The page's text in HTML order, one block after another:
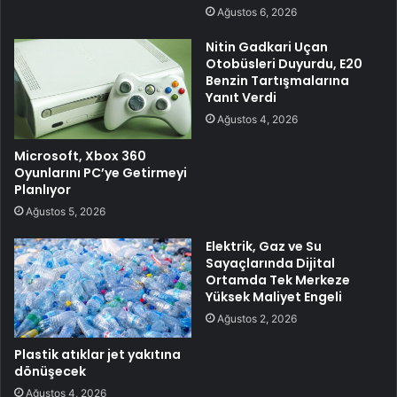
Ağustos 6, 2026
Microsoft, Xbox 360
Oyunlarını PC’ye Getirmeyi
Planlıyor
Ağustos 5, 2026
Nitin Gadkari Uçan
Otobüsleri Duyurdu, E20
Benzin Tartışmalarına
Yanıt Verdi
Ağustos 4, 2026
Plastik atıklar jet yakıtına
dönüşecek
Ağustos 4, 2026
Elektrik, Gaz ve Su
Sayaçlarında Dijital
Ortamda Tek Merkeze
Yüksek Maliyet Engeli
Ağustos 2, 2026